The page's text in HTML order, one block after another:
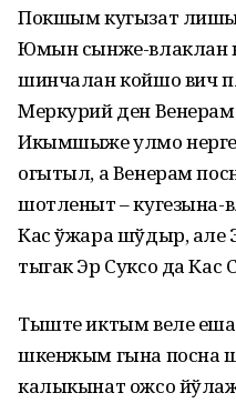
Покшым кугызат
Юмын сынже-влаклан
шинчалан койшо вич
Меркурий ден
Икымшыже улмо
огытыл, а Венерам
шотленыт –
Кас ўжара шўдыр, але
тыгак Эр Суксо да Кас
Тыште иктым веле
шкенжым гына посна
калыкынат ожсо